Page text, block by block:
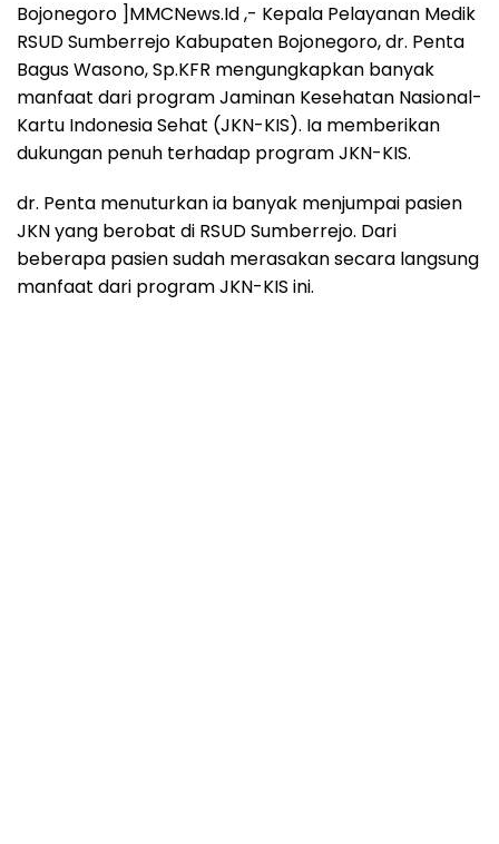
Bojonegoro ]MMCNews.Id ,- Kepala Pelayanan Medik
RSUD Sumberrejo Kabupaten Bojonegoro, dr. Penta
Bagus Wasono, Sp.KFR mengungkapkan banyak
manfaat dari program Jaminan Kesehatan Nasional-
Kartu Indonesia Sehat (JKN-KIS). Ia memberikan
dukungan penuh terhadap program JKN-KIS.
dr. Penta menuturkan ia banyak menjumpai pasien
JKN yang berobat di RSUD Sumberrejo. Dari
beberapa pasien sudah merasakan secara langsung
manfaat dari program JKN-KIS ini.